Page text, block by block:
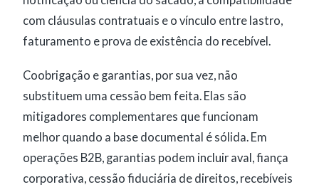
com cláusulas contratuais e o vínculo entre lastro,
faturamento e prova de existência do recebível.
Coobrigação e garantias, por sua vez, não
substituem uma cessão bem feita. Elas são
mitigadores complementares que funcionam
melhor quando a base documental é sólida. Em
operações B2B, garantias podem incluir aval, fiança
corporativa, cessão fiduciária de direitos, recebíveis